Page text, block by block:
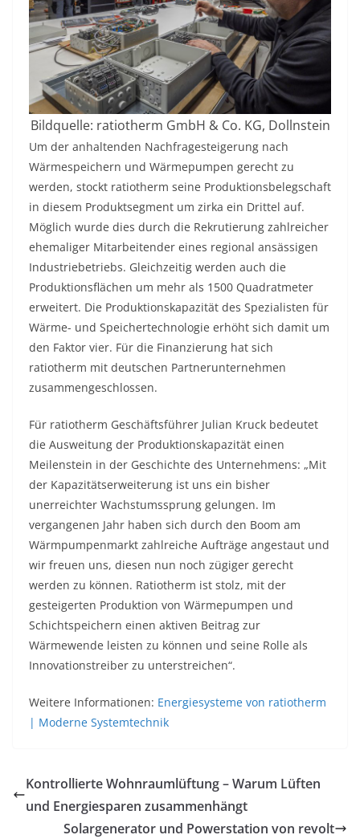
Bildquelle: ratiotherm GmbH & Co. KG, Dollnstein
Um der anhaltenden Nachfragesteigerung nach
Wärmespeichern und Wärmepumpen gerecht zu
werden, stockt ratiotherm seine Produktionsbelegschaft
in diesem Produktsegment um zirka ein Drittel auf.
Möglich wurde dies durch die Rekrutierung zahlreicher
ehemaliger Mitarbeitender eines regional ansässigen
Industriebetriebs. Gleichzeitig werden auch die
Produktionsflächen um mehr als 1500 Quadratmeter
erweitert. Die Produktionskapazität des Spezialisten für
Wärme- und Speichertechnologie erhöht sich damit um
den Faktor vier. Für die Finanzierung hat sich
ratiotherm mit deutschen Partnerunternehmen
zusammengeschlossen.
Für ratiotherm Geschäftsführer Julian Kruck bedeutet
die Ausweitung der Produktionskapazität einen
Meilenstein in der Geschichte des Unternehmens: „Mit
der Kapazitätserweiterung ist uns ein bisher
unerreichter Wachstumssprung gelungen. Im
vergangenen Jahr haben sich durch den Boom am
Wärmpumpenmarkt zahlreiche Aufträge angestaut und
wir freuen uns, diesen nun noch zügiger gerecht
werden zu können. Ratiotherm ist stolz, mit der
gesteigerten Produktion von Wärmepumpen und
Schichtspeichern einen aktiven Beitrag zur
Wärmewende leisten zu können und seine Rolle als
Innovationstreiber zu unterstreichen“.
Weitere Informationen: Energiesysteme von ratiotherm
| Moderne Systemtechnik
Kontrollierte Wohnraumlüftung – Warum Lüften
und Energiesparen zusammenhängt
Solargenerator und Powerstation von revolt